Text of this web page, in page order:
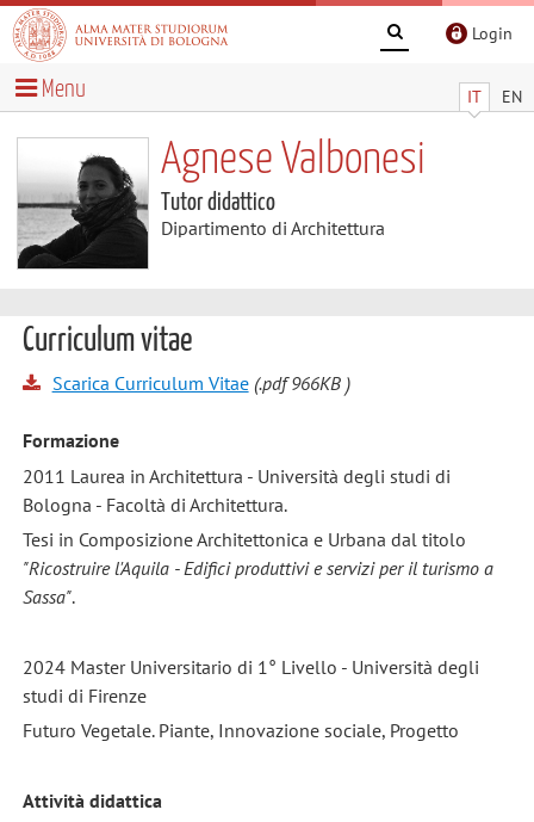
Login
IT EN
Menu
Agnese Valbonesi
Tutor didattico
Dipartimento di Architettura
Curriculum vitae
Scarica Curriculum Vitae(.pdf 966KB )
Formazione
2011 Laurea in Architettura - Università degli studi di
Bologna - Facoltà di Architettura.
Tesi in Composizione Architettonica e Urbana dal titolo
"Ricostruire l'Aquila - Edifici produttivi e servizi per il turismo a
Sassa".
2024 Master Universitario di 1° Livello - Università degli
studi di Firenze
Futuro Vegetale. Piante, Innovazione sociale, Progetto
Attività didattica